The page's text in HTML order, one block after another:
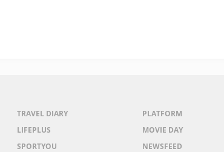
TRAVEL DIARY
LIFEPLUS
SPORTYOU
PLATFORM
MOVIE DAY
NEWSFEED